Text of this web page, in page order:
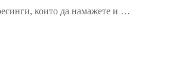
които да намажете и …